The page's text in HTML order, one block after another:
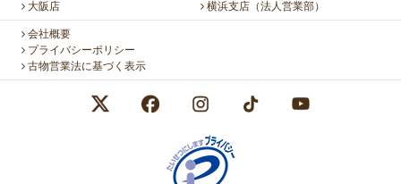
大阪店
横浜支店（法人営業部）
会社概要
プライバシーポリシー
古物営業法に基づく表示